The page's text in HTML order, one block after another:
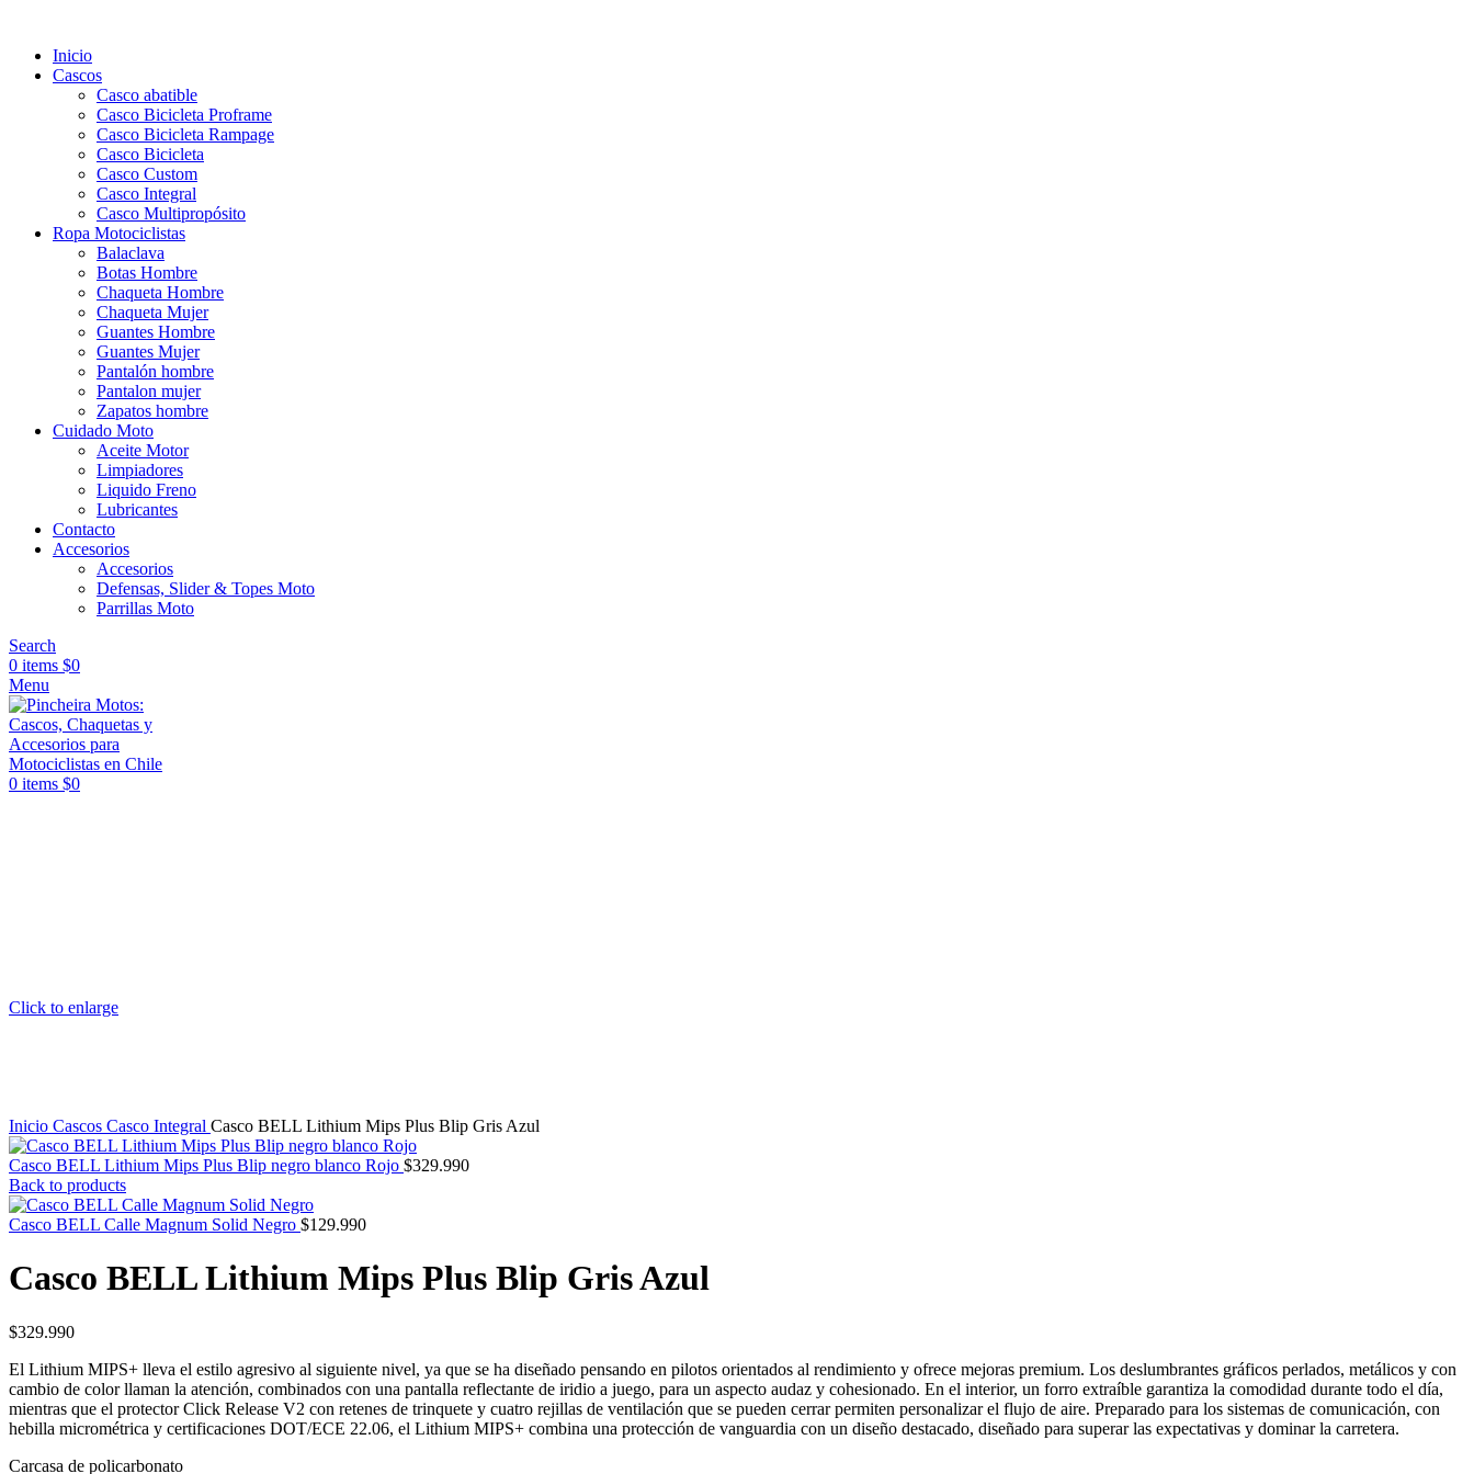
Inicio
Cascos
Casco abatible
Casco Bicicleta Proframe
Casco Bicicleta Rampage
Casco Bicicleta
Casco Custom
Casco Integral
Casco Multipropósito
Ropa Motociclistas
Balaclava
Botas Hombre
Chaqueta Hombre
Chaqueta Mujer
Guantes Hombre
Guantes Mujer
Pantalón hombre
Pantalon mujer
Zapatos hombre
Cuidado Moto
Aceite Motor
Limpiadores
Liquido Freno
Lubricantes
Contacto
Accesorios
Accesorios
Defensas, Slider & Topes Moto
Parrillas Moto
Search
0 items $0
Menu
0 items $0
Click to enlarge
Inicio Cascos Casco Integral Casco BELL Lithium Mips Plus Blip Gris Azul
Casco BELL Lithium Mips Plus Blip negro blanco Rojo $329.990
Back to products
Casco BELL Calle Magnum Solid Negro $129.990
Casco BELL Lithium Mips Plus Blip Gris Azul
$329.990
El Lithium MIPS+ lleva el estilo agresivo al siguiente nivel, ya que se ha diseñado pensando en pilotos orientados al rendimiento y ofrece mejoras premium. Los deslumbrantes gráficos perlados, metálicos y con
cambio de color llaman la atención, combinados con una pantalla reflectante de iridio a juego, para un aspecto audaz y cohesionado. En el interior, un forro extraíble garantiza la comodidad durante todo el día,
mientras que el protector Click Release V2 con retenes de trinquete y cuatro rejillas de ventilación que se pueden cerrar permiten personalizar el flujo de aire. Preparado para los sistemas de comunicación, con
hebilla micrométrica y certificaciones DOT/ECE 22.06, el Lithium MIPS+ combina una protección de vanguardia con un diseño destacado, diseñado para superar las expectativas y dominar la carretera.
Carcasa de policarbonato